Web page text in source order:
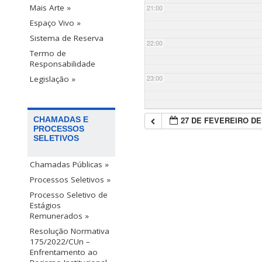
Mais Arte »
Espaço Vivo »
Sistema de Reserva
Termo de
Responsabilidade
Legislação »
CHAMADAS E
PROCESSOS
SELETIVOS
Chamadas Públicas »
Processos Seletivos »
Processo Seletivo de
Estágios
Remunerados »
Resolução Normativa
175/2022/CUn –
Enfrentamento ao
21:00
22:00
23:00
27 DE FEVEREIRO